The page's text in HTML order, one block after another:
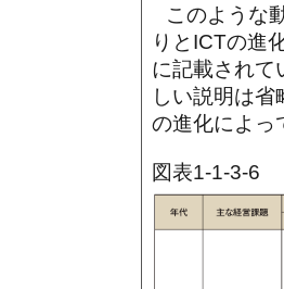
このような
りとICTの進
に記載されて
しい説明は
の進化によっ
図表1-1-3-6